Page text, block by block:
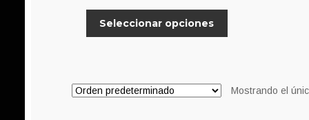
de
precios:
hasta
7,00€
Seleccionar opciones
Las
Mostrando el